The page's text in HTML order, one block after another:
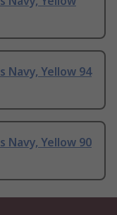
Navy, Yellow 94
Navy, Yellow 90